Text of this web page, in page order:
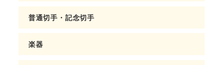
普通切手・記念切手
楽器